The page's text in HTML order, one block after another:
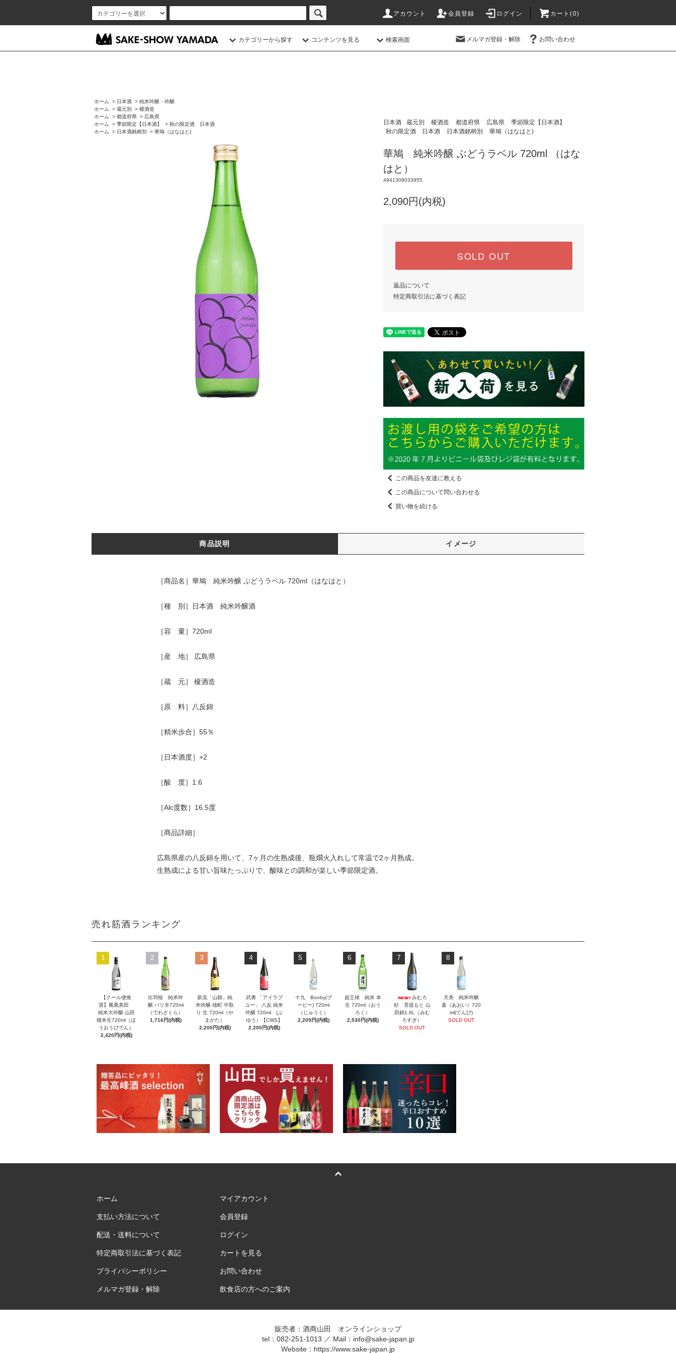
アカウント 会員登録 ログイン カート(0)
カテゴリーから探す コンテンツを見る 検索画面 メルマガ登録・解除 お問い合わせ
ホーム > 日本酒 >純米吟醸・吟醸
ホーム
>蔵元別 >榎酒造
ホーム
>都道府県 > 広島県
ホーム
>季節限定【日本酒】 >秋の限定酒 日本酒
ホーム
> 日本酒銘柄別 >華鳩（はなはと)
日本酒 蔵元別 榎酒造 都道府県 広島県
季節限定【日本酒】
秋の限定酒 日本酒
日本酒銘柄別 華鳩（はなはと)
華鳩 純米吟醸 ぶどうラベル 720ml （はな
はと）
4941308033955
2,090円(内税)
SOLD OUT
返品について
特定商取引法に基づく表記
この商品を友達に教える
この商品について問い合わせる
買い物を続ける
商品説明 イメージ
［商品名］華鳩 純米吟醸 ぶどうラベル 720ml（はなはと）
［種 別］日本酒 純米吟醸酒
［容 量］720ml
［産 地］ 広島県
［蔵 元］ 榎酒造
［原 料］八反錦
［精米歩合］55％
［日本酒度］+2
［酸 度］1.6
［Alc度数］16.5度
［商品詳細］
広島県産の八反錦を用いて、7ヶ月の生熟成後、瓶燗火入れして常温で2ヶ月熟成。
生熟成による甘い旨味たっぷりで、酸味との調和が楽しい季節限定酒。
売れ筋酒ランキング
1
【クール便推
奨】鳳凰美田
純米大吟醸 山田
穂本生720ml（ほ
うおうびでん）
2,420円(内税)
2
出羽桜 純米吟
醸 バリ辛720ml
（でわざくら）
1,716円(内税)
3
新流「山縣」純
米吟醸 雄町 中取
り 生 720ml（や
まがた）
2,200円(内税)
4
武勇 「アイラブ
ユー」 八反 純米
吟醸 720ml (ぶ
ゆう）【CWS】
2,200円(内税)
5
十九 Booby(ブ
ービー) 720ml
（じゅうく）
2,209円(内税)
6
超王祿 純米 本
生 720ml（おう
ろく）
2,530円(内税)
7
みむろ
杉 菩提もと 山
田錦1.8L（みむ
ろすぎ）
SOLD OUT
8
天美 純米吟醸
蒼（あおい）720
ml(てんび)
SOLD OUT
ホーム
支払い方法について
配送・送料について
特定商取引法に基づく表記
プライバシーポリシー
メルマガ登録・解除
マイアカウント
会員登録
ログイン
カートを見る
お問い合わせ
飲食店の方へのご案内
販売者：酒商山田 オンラインショップ
tel：082-251-1013 ／ Mail：info@sake-japan.jp
Website： https://www.sake-japan.jp